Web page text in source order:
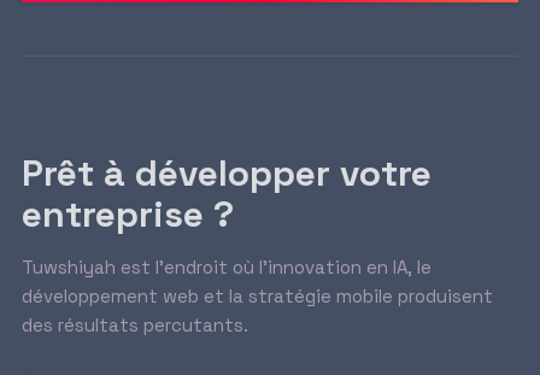
Prêt à développer votre
entreprise ?
Tuwshiyah est l’endroit où l’innovation en IA, le
développement web et la stratégie mobile produisent
des résultats percutants.